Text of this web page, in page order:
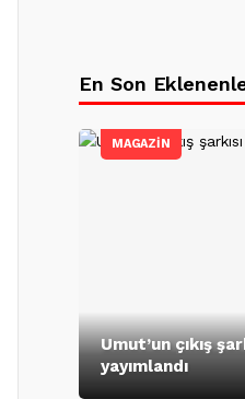
En Son
MAGAZİN
Umut’un çıkış
yayımlandı